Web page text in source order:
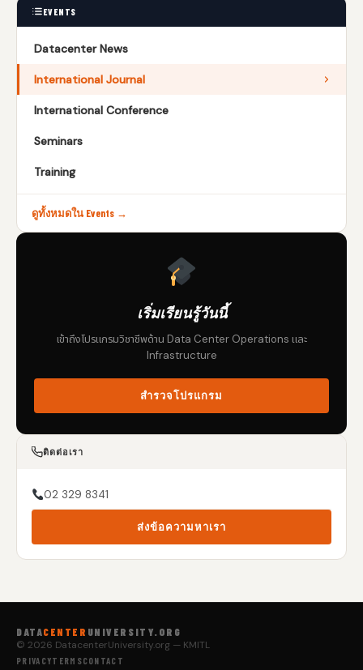
EVENTS
Datacenter News
International Journal
International Conference
Seminars
Training
ดูทั้งหมดใน Events →
เริ่มเรียนรู้วันนี้
เข้าถึงโปรแกรมวิชาชีพด้าน Data Center Operations และ
Infrastructure
สำรวจโปรแกรม
ติดต่อเรา
02 329 8341
ส่งข้อความหาเรา
DATACENTER UNIVERSITY.ORG
© 2026 DatacenterUniversity.org — KMITL
PRIVACYTERMSCONTACT